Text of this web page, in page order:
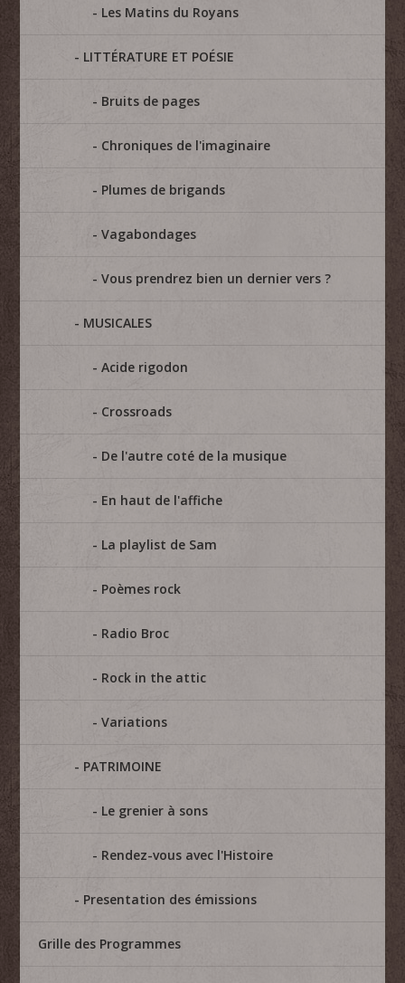
Les Matins du Royans
LITTÉRATURE ET POÉSIE
Bruits de pages
Chroniques de l'imaginaire
Plumes de brigands
Vagabondages
Vous prendrez bien un dernier vers ?
MUSICALES
Acide rigodon
Crossroads
De l'autre coté de la musique
En haut de l'affiche
La playlist de Sam
Poèmes rock
Radio Broc
Rock in the attic
Variations
PATRIMOINE
Le grenier à sons
Rendez-vous avec l'Histoire
Presentation des émissions
Grille des Programmes